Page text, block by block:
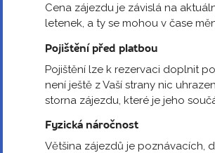
Cena zájezdu je závislá na
letenek, a ty se mohou v čase
Pojištění před platbou
Pojištění lze k rezervaci doplnit
není ještě z Vaší strany nic
storna zájezdu, které je jeho
Fyzická náročnost
Většina zájezdů je poznávacích,